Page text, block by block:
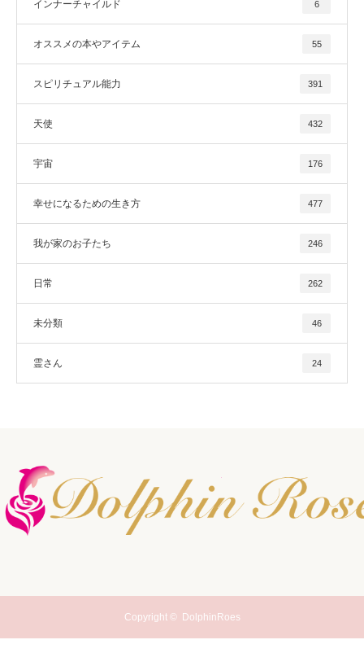
インナーチャイルド 6
オススメの本やアイテム 55
スピリチュアル能力 391
天使 432
宇宙 176
幸せになるための生き方 477
我が家のお子たち 246
日常 262
未分類 46
霊さん 24
Copyright © DolphinRoes